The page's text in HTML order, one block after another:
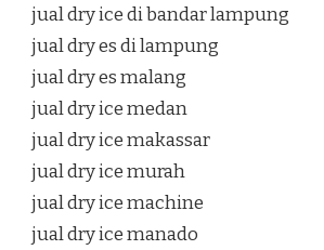
jual dry ice di bandar lampung
jual dry es di lampung
jual dry es malang
jual dry ice medan
jual dry ice makassar
jual dry ice murah
jual dry ice machine
jual dry ice manado